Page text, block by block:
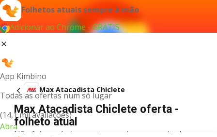
Folhetos atuais sempre à mão
Adicionar ao Chrome - GRÁTIS
App Kimbino
Todas as ofertas num só lugar
(14,1 mil avaliações)
Abra
Max Atacadista Chiclete
Max Atacadista Chiclete oferta -
folheto atual
Não foi possível encontrar quaisquer resultados